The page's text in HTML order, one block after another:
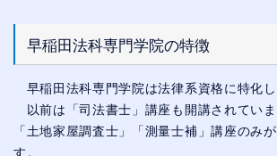
早稲田法科専門学院の特徴
早稲田法科専門学院は法律系資格に特化し
以前は「司法書士」講座も開講されてい
「土地家屋調査士」「測量士補」講座のみ
す。